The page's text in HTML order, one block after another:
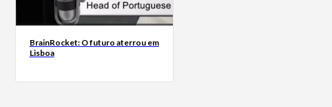
BrainRocket: O futuro aterrou em
Lisboa